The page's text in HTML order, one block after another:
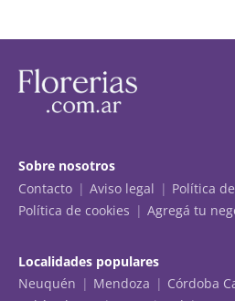
Sobre nosotros
Contacto
Aviso legal
Política
Política de cookies
Agregá tu
Localidades populares
Neuquén
Mendoza
Córdoba